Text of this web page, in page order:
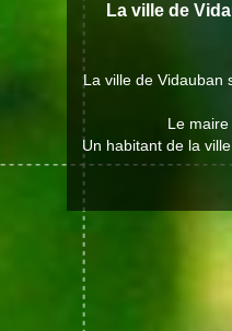
La ville de
La ville de Vidauban
Le
Un habitant de la